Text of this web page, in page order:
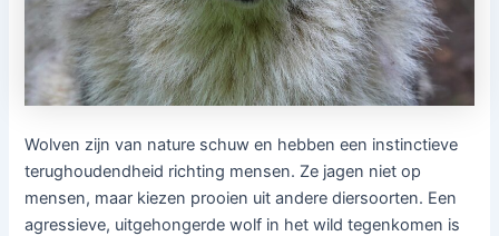
Wolven zijn van nature schuw en hebben een instinctieve
terughoudendheid richting mensen. Ze jagen niet op
mensen, maar kiezen prooien uit andere diersoorten. Een
agressieve, uitgehongerde wolf in het wild tegenkomen is